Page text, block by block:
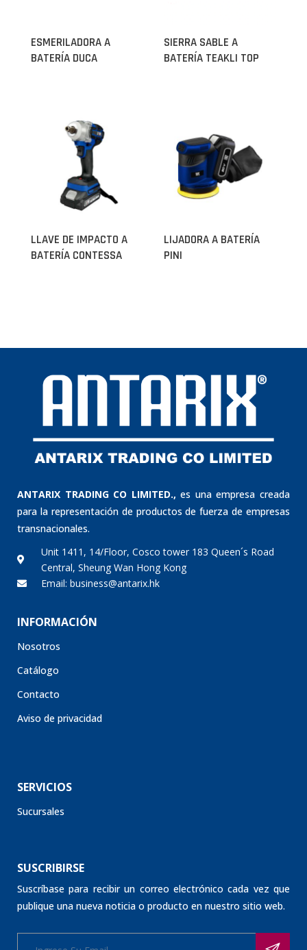
ESMERILADORA A
BATERÍA DUCA
SIERRA SABLE A
BATERÍA TEAKLI TOP
LLAVE DE IMPACTO A
BATERÍA CONTESSA
LIJADORA A BATERÍA
PINI
ANTARIX TRADING CO LIMITED., es una empresa creada
para la representación de productos de fuerza de empresas
transnacionales.
Unit 1411, 14/Floor, Cosco tower 183 Queen´s Road
Central, Sheung Wan Hong Kong
Email: business@antarix.hk
INFORMACIÓN
Nosotros
Catálogo
Contacto
Aviso de privacidad
SERVICIOS
Sucursales
SUSCRIBIRSE
Suscríbase para recibir un correo electrónico cada vez que
publique una nueva noticia o producto en nuestro sitio web.